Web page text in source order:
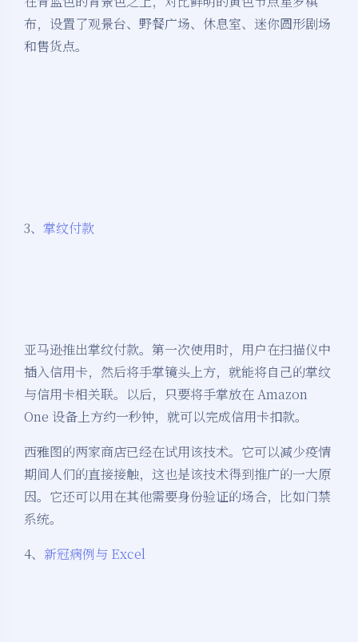
布，设置了观景台、野餐广场、休息室、迷你圆形剧场
和售货点。
3、 掌纹付款
亚马逊推出掌纹付款。第一次使用时，用户在扫描仪中
插入信用卡，然后将手掌镜头上方，就能将自己的掌纹
与信用卡相关联。以后，只要将手掌放在 Amazon
One 设备上方约一秒钟，就可以完成信用卡扣款。
西雅图的两家商店已经在试用该技术。它可以减少疫情
期间人们的直接接触，这也是该技术得到推广的一大原
因。它还可以用在其他需要身份验证的场合，比如门禁
系统。
4、 新冠病例与 Excel